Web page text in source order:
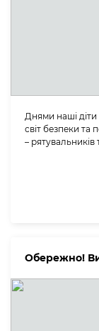
Днями наші
світ безпеки та
–
Обережно!